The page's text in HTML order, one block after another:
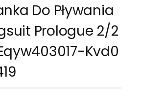
Do Pływania
Prologue 2/2
Kvd0